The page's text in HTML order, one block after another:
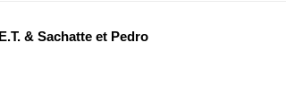
& Sachatte et Pedro